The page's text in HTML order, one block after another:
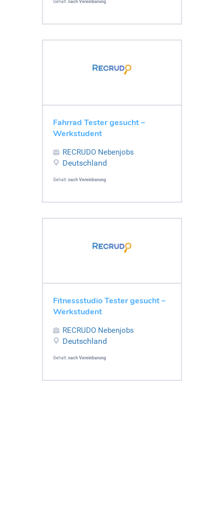
Gehalt: nach Vereinbarung
Fahrrad Tester gesucht –
Werkstudent
RECRUDO Nebenjobs
Deutschland
Gehalt: nach Vereinbarung
Fitnessstudio Tester gesucht –
Werkstudent
RECRUDO Nebenjobs
Deutschland
Gehalt: nach Vereinbarung